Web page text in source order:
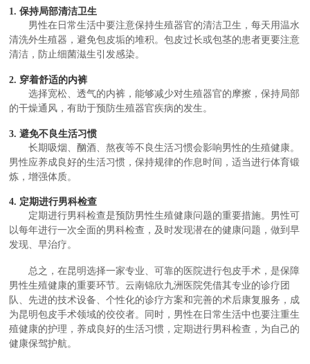
1. 保持局部清洁卫生
男性在日常生活中要注意保持生殖器官的清洁卫生，每天用温水
清洗外生殖器，避免包皮垢的堆积。包皮过长或包茎的患者更要注意
清洁，防止细菌滋生引发感染。
2. 穿着舒适的内裤
选择宽松、透气的内裤，能够减少对生殖器官的摩擦，保持局部
的干燥通风，有助于预防生殖器官疾病的发生。
3. 避免不良生活习惯
长期吸烟、酗酒、熬夜等不良生活习惯会影响男性的生殖健康。
男性应养成良好的生活习惯，保持规律的作息时间，适当进行体育锻
炼，增强体质。
4. 定期进行男科检查
定期进行男科检查是预防男性生殖健康问题的重要措施。男性可
以每年进行一次全面的男科检查，及时发现潜在的健康问题，做到早
发现、早治疗。
总之，在昆明选择一家专业、可靠的医院进行包皮手术，是保障
男性生殖健康的重要环节。云南锦欣九洲医院凭借其专业的诊疗团
队、先进的技术设备、个性化的诊疗方案和完善的术后康复服务，成
为昆明包皮手术领域的佼佼者。同时，男性在日常生活中也要注重生
殖健康的护理，养成良好的生活习惯，定期进行男科检查，为自己的
健康保驾护航。